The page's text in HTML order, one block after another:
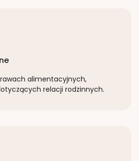
alimentacyjnych,
relacji rodzinnych.